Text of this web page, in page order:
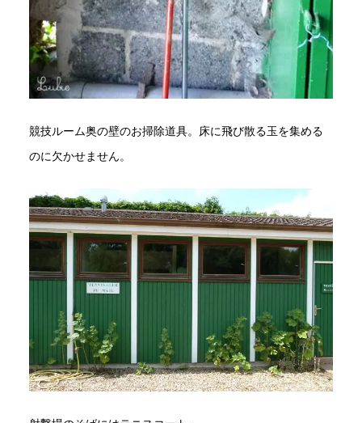
競技ルーム奥の壁のお掃除道具。床に飛び散る玉を集める
のに欠かせません。